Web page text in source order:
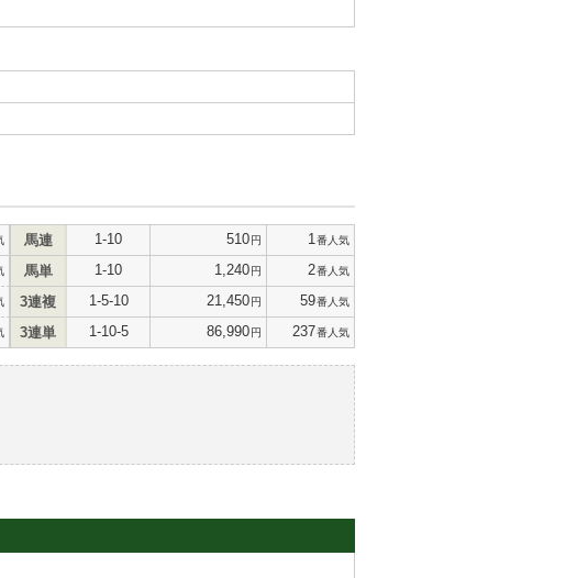
馬連 1-10 510円 1 番人気
馬単 1-10 1,240円 2番人気
3連複 1-5-10 21,450円 59番人気
3連単 1-10-5 86,990円 237番人気